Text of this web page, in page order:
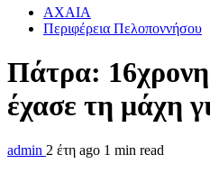
ΑΧΑΙΑ
Περιφέρεια Πελοποννήσου
Πάτρα: 16χρονη
έχασε τη μάχη
admin 2 έτη ago 1 min read